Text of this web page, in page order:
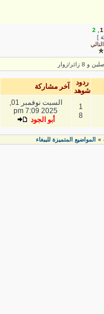
,
2
زوار
ردود
شوهد
آخر مشاركة
1
8
السبت نوفمبر 01,
2025 7:09 pm
أبو الجود
المواضيع المتميزة للببغاء